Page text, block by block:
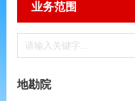
业务范围
地勘院